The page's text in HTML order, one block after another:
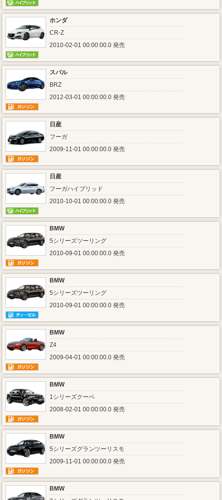
ホンダ
CR-Z
2010-02-01 00:00:00.0 発売
スバル
BRZ
2012-03-01 00:00:00.0 発売
日産
フーガ
2009-11-01 00:00:00.0 発売
日産
フーガハイブリッド
2010-10-01 00:00:00.0 発売
BMW
5シリーズツーリング
2010-09-01 00:00:00.0 発売
BMW
5シリーズツーリング
2010-09-01 00:00:00.0 発売
BMW
Z4
2009-04-01 00:00:00.0 発売
BMW
1シリーズクーペ
2008-02-01 00:00:00.0 発売
BMW
5シリーズグランツーリスモ
2009-11-01 00:00:00.0 発売
BMW